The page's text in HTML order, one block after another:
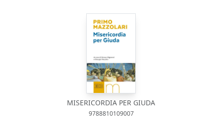
MISERICORDIA PER GIUDA
9788810109007